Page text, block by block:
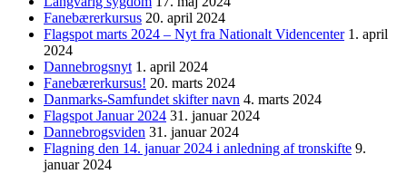
Fanebærerkursus 20. april 2024
Flagspot marts 2024 – Nyt fra Nationalt Videncenter 1. april
2024
Dannebrogsnyt 1. april 2024
Fanebærerkursus! 20. marts 2024
Danmarks-Samfundet skifter navn 4. marts 2024
Flagspot Januar 2024 31. januar 2024
Dannebrogsviden 31. januar 2024
Flagning den 14. januar 2024 i anledning af tronskifte 9.
januar 2024